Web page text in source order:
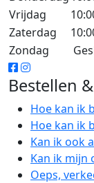
Vrijdag
Zaterdag
Zondag
Bestellen
Hoe kan ik
Hoe kan ik
Kan ik ook
Kan ik mijn
Oeps,